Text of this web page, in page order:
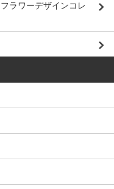
ラワーデザインコレ